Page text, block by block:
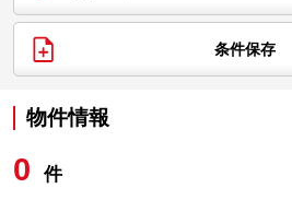
条件保存
物件情報
0 件